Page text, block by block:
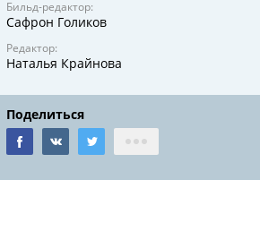
Бильд-редактор:
Сафрон Голиков
Редактор:
Наталья Крайнова
Поделиться